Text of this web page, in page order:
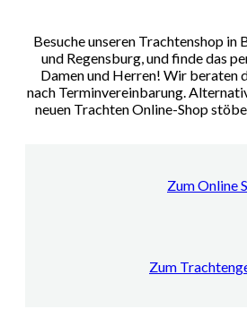
Besuche unseren Trachtenshop in
und Regensburg, und finde das
Damen und Herren! Wir beraten
nach Terminvereinbarung.
neuen Trachten Online-Shop
Zum Online
Zum